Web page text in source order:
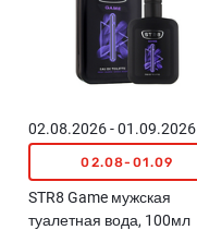
02.08.2026 - 01.09.2026
02.08-01.09
STR8 Game мужская
туалетная вода, 100мл